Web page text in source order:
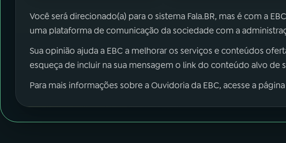
Você será direcionado(a) para o sistema Fala.BR, mas é com a
uma plataforma de comunicação da sociedade com a
Sua opinião ajuda a EBC a melhorar os serviços e conteúdos
esqueça de incluir na sua mensagem o link do conteúdo alvo de
Para mais informações sobre a Ouvidoria da EBC, acesse a